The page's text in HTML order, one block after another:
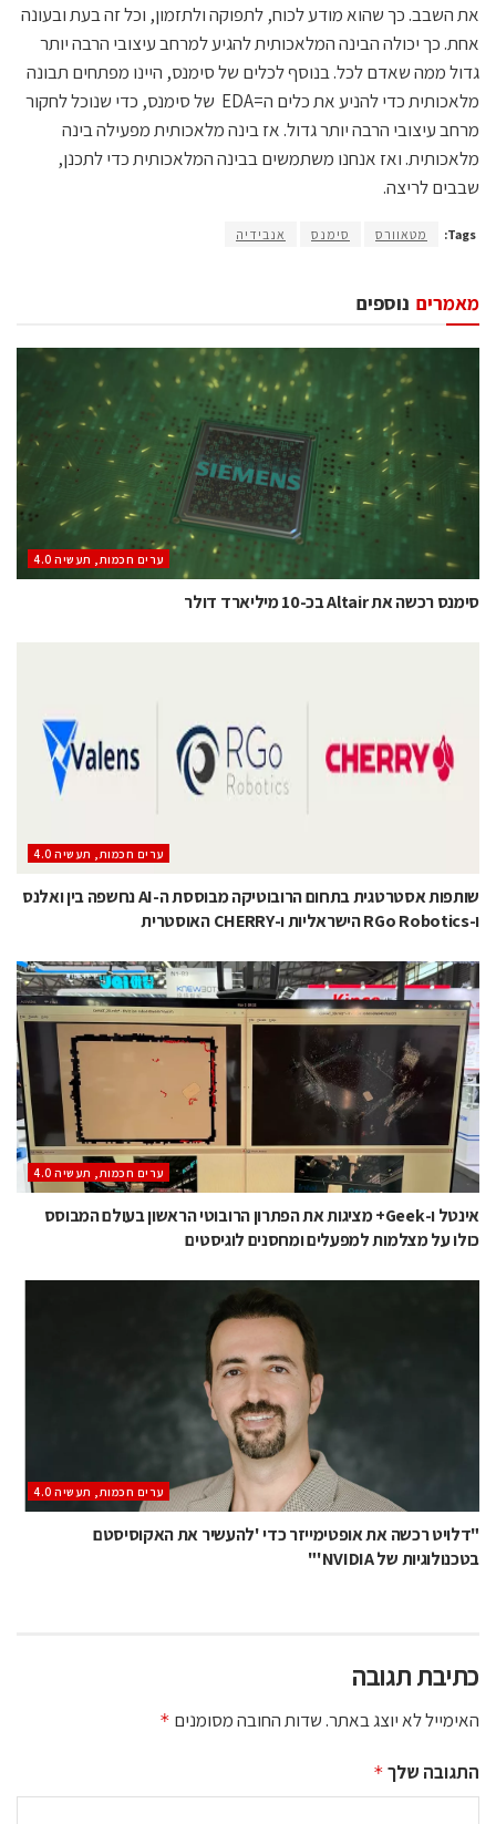
את השבב. כך שהוא מודע לכוח, לתפוקה ולתזמון, וכל זה בעת ובעונה
אחת. כך יכולה הבינה המלאכותית להגיע למרחב עיצובי הרבה יותר
גדול ממה שאדם לכל. בנוסף לכלים של סימנס, היינו מפתחים תבונה
מלאכותית כדי להניע את כלים ה=EDA של סימנס, כדי שנוכל לחקור
מרחב עיצובי הרבה יותר גדול. אז בינה מלאכותית מפעילה בינה
מלאכותית. ואז אנחנו משתמשים בבינה המלאכותית כדי לתכנן,
שבבים לריצה.
Tags: מטאוורס סימנס אנבידיה
נוספים מאמרים
ערים חכמות, תעשיה 4.0
סימנס רכשה את Altair בכ-10 מיליארד דולר
ערים חכמות, תעשיה 4.0
שותפות אסטרטגית בתחום הרובוטיקה מבוססת ה-AI נחשפה בין ואלנס
ו-RGo Robotics הישראליות ו-CHERRY האוסטרית
ערים חכמות, תעשיה 4.0
אינטל ו-Geek+ מציגות את הפתרון הרובוטי הראשון בעולם המבוסס
כולו על מצלמות למפעלים ומחסנים לוגיסטים
ערים חכמות, תעשיה 4.0
"דלויט רכשה את אופטימייזר כדי 'להעשיר את האקוסיסטם
בטכנולוגיות של NVIDIA'"
כתיבת תגובה
האימייל לא יוצג באתר.שדות החובה מסומנים *
התגובה שלך *